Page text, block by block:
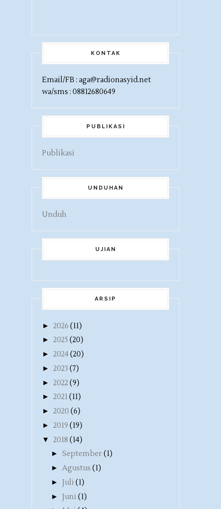
KONTAK
Email/FB : aga@radionasyid.net
wa/sms : 08812680649
PUBLIKASI
Publikasi
UNDUHAN
Unduh
UJIAN
ARSIP
► 2026 (11)
► 2025 (20)
► 2024(20)
► 2023 (7)
► 2022(9)
► 2021(11)
► 2020 (6)
► 2019 (19)
▼ 2018 (14)
► September(1)
► Agustus (1)
► Juli (1)
► Juni (1)